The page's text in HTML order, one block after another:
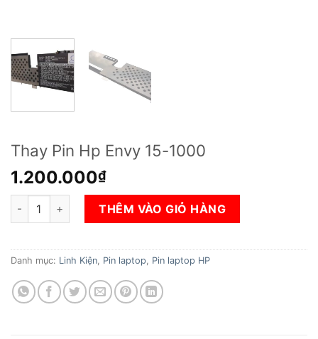
Thay Pin Hp Envy 15-1000
1.200.000₫
Thay Pin Hp Envy 15-1000 số lượng
THÊM VÀO GIỎ HÀNG
Danh mục: Linh Kiện Pin laptop Pin laptop HP